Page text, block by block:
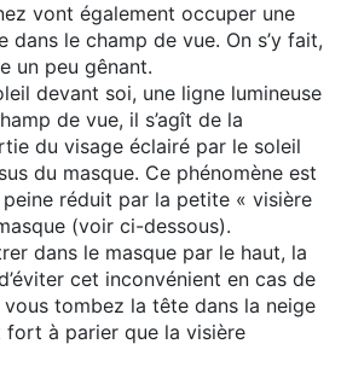
vont également occuper une
dans le champ de vue. On s’y fait,
un peu gênant.
devant soi, une ligne lumineuse
de vue, il s’agît de la
du visage éclairé par le soleil
du masque. Ce phénomène est
réduit par la petite « visière
(voir ci-dessous).
dans le masque par le haut, la
cet inconvénient en cas de
tombez la tête dans la neige
fort à parier que la visière